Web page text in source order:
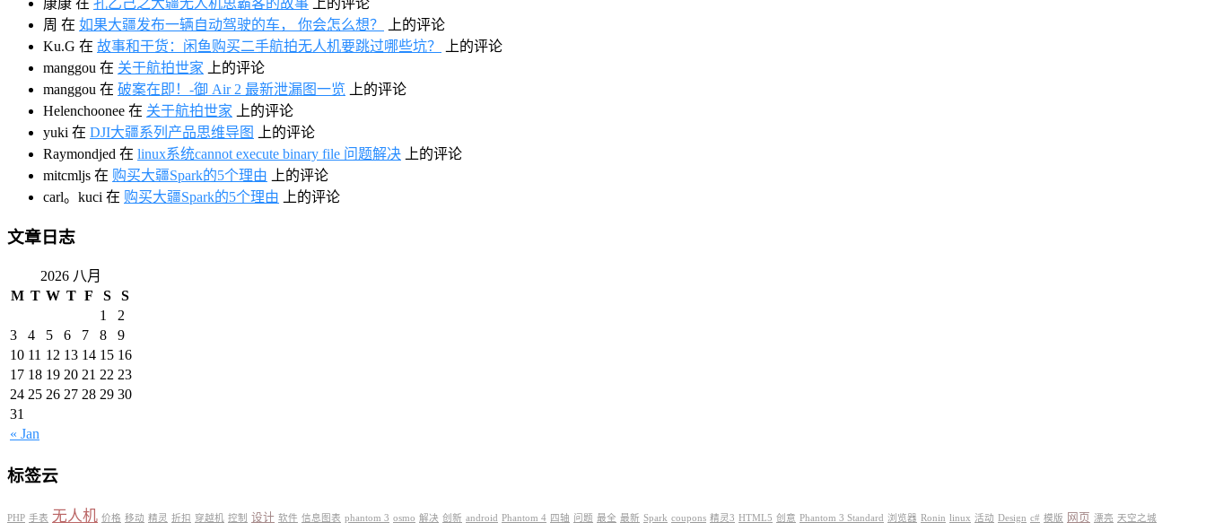
周 在 如果大疆发布一辆自动驾驶的车， 你会怎么想？
上的评论
Ku.G 在 故事和干货：闲鱼购买二手航拍无人机要跳过哪些坑？
上的评论
manggou 在 关于航拍世家 上的评论
manggou 在 破案在即！-御 Air 2 最新泄漏图一览 上的评论
Helenchoonee 在 关于航拍世家 上的评论
yuki 在 DJI大疆系列产品思维导图
上的评论
Raymondjed 在 linux系统cannot execute binary file 问题解决 上的评论
mitcmljs 在 购买大疆Spark的5个理由 上的评论
carl。kuci 在 购买大疆Spark的5个理由 上的评论
文章日志
2026 八月
M T W T F S S
« Jan
1
2
3
4 5 6 7 8
9
10 11 12 13 14 15 16
17 18 19 20 21 22 23
24 25 26 27 28 29 30
31
标签云
PHP 手表 无人机 价格 移动 精灵 折扣 穿越机 控制 设计 软件 信息图表 phantom 3 osmo 解决 创新 android Phantom 4 四轴 问题 最全 最新 Spark coupons 精灵3 HTML5 创意 Phantom 3 Standard 浏览器 Ronin linux 活动 Design c# 模版 网页 漂亮 天空之城